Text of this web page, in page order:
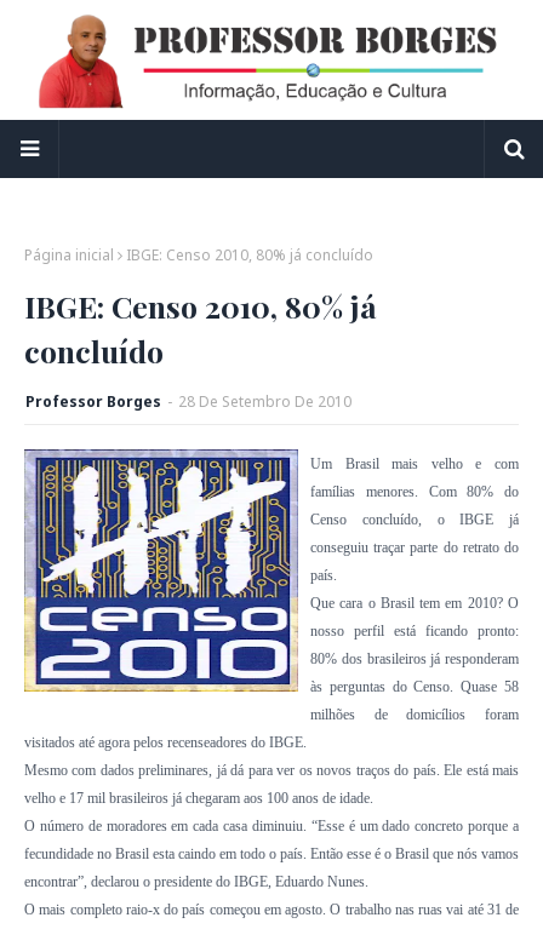
Página inicial IBGE: Censo 2010, 80% já concluído
IBGE: Censo 2010, 80% já
concluído
Professor Borges - 28 De Setembro De 2010
Um Brasil mais velho e com
famílias menores. Com 80% do
Censo concluído, o IBGE já
conseguiu traçar parte do retrato do
país.
Que cara o Brasil tem em 2010? O
nosso perfil está ficando pronto:
80% dos brasileiros já responderam
às perguntas do Censo. Quase 58
milhões de domicílios foram
visitados até agora pelos recenseadores do IBGE.
Mesmo com dados preliminares, já dá para ver os novos traços do país. Ele está mais
velho e 17 mil brasileiros já chegaram aos 100 anos de idade.
O número de moradores em cada casa diminuiu. “Esse é um dado concreto porque a
fecundidade no Brasil esta caindo em todo o país. Então esse é o Brasil que nós vamos
encontrar”, declarou o presidente do IBGE, Eduardo Nunes.
O mais completo raio-x do país começou em agosto. O trabalho nas ruas vai até 31 de